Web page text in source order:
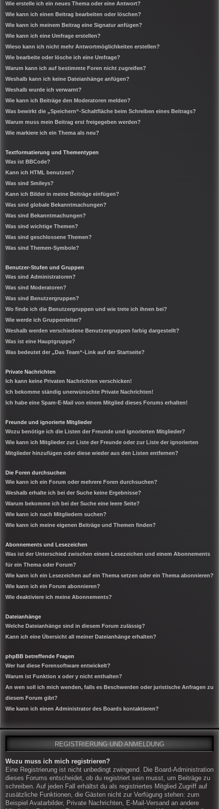
Wie erstelle ich ein neues Thema oder eine Antwort?
Wie kann ich einen Beitrag bearbeiten oder löschen?
Wie kann ich meinem Beitrag eine Signatur anfügen?
Wie kann ich eine Umfrage erstellen?
Wieso kann ich nicht mehr Antwortmöglichkeiten erstellen?
Wie bearbeite oder lösche ich eine Umfrage?
Warum kann ich auf bestimmte Foren nicht zugreifen?
Weshalb kann ich keine Dateianhänge anfügen?
Weshalb wurde ich verwarnt?
Wie kann ich Beiträge den Moderatoren melden?
Was bewirkt die „Speichern“-Schaltfläche beim Schreiben eines Beitrags?
Warum muss mein Beitrag erst freigegeben werden?
Wie markiere ich ein Thema als neu?
Textformatierung und Thementypen
Was ist BBCode?
Kann ich HTML benutzen?
Was sind Smileys?
Kann ich Bilder in meine Beiträge einfügen?
Was sind globale Bekanntmachungen?
Was sind Bekanntmachungen?
Was sind wichtige Themen?
Was sind geschlossene Themen?
Was sind Themen-Symbole?
Benutzer-Stufen und Gruppen
Was sind Administratoren?
Was sind Moderatoren?
Was sind Benutzergruppen?
Wo finde ich die Benutzergruppen und wie trete ich ihnen bei?
Wie werde ich Gruppenleiter?
Weshalb werden verschiedene Benutzergruppen farbig dargestellt?
Was ist eine Hauptgruppe?
Was bedeutet der „Das Team“-Link auf der Startseite?
Private Nachrichten
Ich kann keine Privaten Nachrichten verschicken!
Ich bekomme ständig unerwünschte Private Nachrichten!
Ich habe eine Spam-E-Mail von einem Mitglied dieses Forums erhalten!
Freunde und ignorierte Mitglieder
Wozu benötige ich die Listen der Freunde und ignorierten Mitglieder?
Wie kann ich Mitglieder zur Liste der Freunde oder zur Liste der ignorierten
Mitglieder hinzufügen oder diese wieder aus den Listen entfernen?
Die Foren durchsuchen
Wie kann ich ein Forum oder mehrere Foren durchsuchen?
Weshalb erhalte ich bei der Suche keine Ergebnisse?
Warum bekomme ich bei der Suche eine leere Seite?
Wie kann ich nach Mitgliedern suchen?
Wie kann ich meine eigenen Beiträge und Themen finden?
Abonnements und Lesezeichen
Was ist der Unterschied zwischen einem Lesezeichen und einem Abonnements
für ein Thema oder Forum?
Wie kann ich ein Lesezeichen auf ein Thema setzen oder ein Thema abonnieren?
Wie kann ich ein Forum abonnieren?
Wie deaktiviere ich meine Abonnements?
Dateianhänge
Welche Dateianhänge sind in diesem Forum zulässig?
Kann ich eine Übersicht all meiner Dateianhänge erhalten?
phpBB betreffende Fragen
Wer hat diese Forensoftware entwickelt?
Warum ist Funktion x oder y nicht enthalten?
An wen soll ich mich wenden, falls es Beschwerden oder juristische Anfragen zu
diesem Forum gibt?
Wie kann ich einen Administrator des Boards kontaktieren?
REGISTRIERUNG UND ANMELDUNG
Wozu muss ich mich registrieren?
Eine Registrierung ist nicht unbedingt zwingend. Die Board-Administration
dieses Forums entscheidet, ob du registriert sein musst, um Beiträge zu
schreiben. Auf jeden Fall erhältst du als registriertes Mitglied Zugriff auf
zusätzliche Funktionen, die Gästen nicht zur Verfügung stehen: zum
Beispiel Avatarbilder, Private Nachrichten, E-Mail-Versand an andere